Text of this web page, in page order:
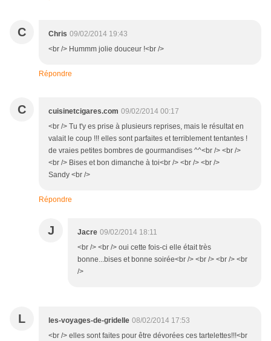
C Chris 09/02/2014 19:43
<br /> Hummm jolie douceur !<br />
Répondre
C cuisinetcigares.com 09/02/2014 00:17
<br /> Tu t'y es prise à plusieurs reprises, mais le résultat en
valait le coup !!! elles sont parfaites et terriblement tentantes !
de vraies petites bombres de gourmandises ^^<br /> <br />
<br /> Bises et bon dimanche à toi<br /> <br /> <br />
Sandy <br />
Répondre
J Jacre 09/02/2014 18:11
<br /> <br /> oui cette fois-ci elle était très
bonne...bises et bonne soirée<br /> <br /> <br /> <br
/>
L les-voyages-de-gridelle 08/02/2014 17:53
<br /> elles sont faites pour être dévorées ces tartelettes!!!<br